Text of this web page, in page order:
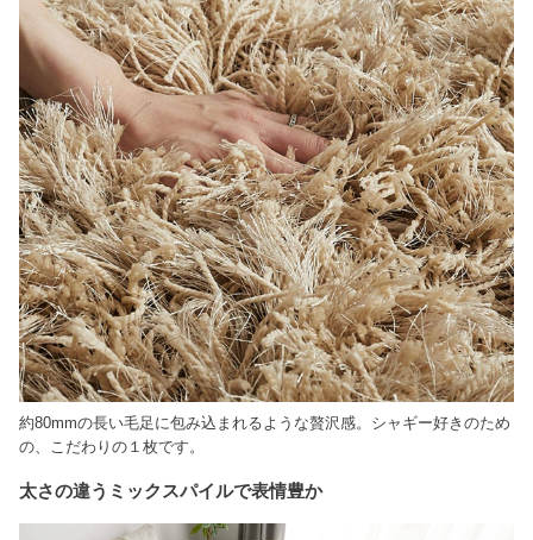
約80mmの長い毛足に包み込まれるような贅沢感。シャギー好きのため
の、こだわりの１枚です。
太さの違うミックスパイルで表情豊か